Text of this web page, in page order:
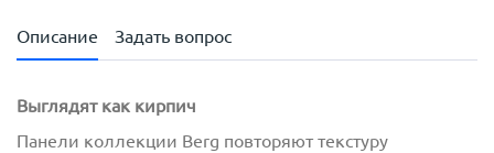
Описание Задать вопрос
Выглядят как кирпич
Панели коллекции Berg повторяют текстуру